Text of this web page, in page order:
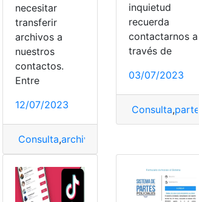
Web
Título Web
necesitar
transferir
archivos a
nuestros
contactos.
Entre
12/07/2023
Consulta,archivos
inquietud
recuerda
contactarnos a
través de
03/07/2023
Consulta,parte